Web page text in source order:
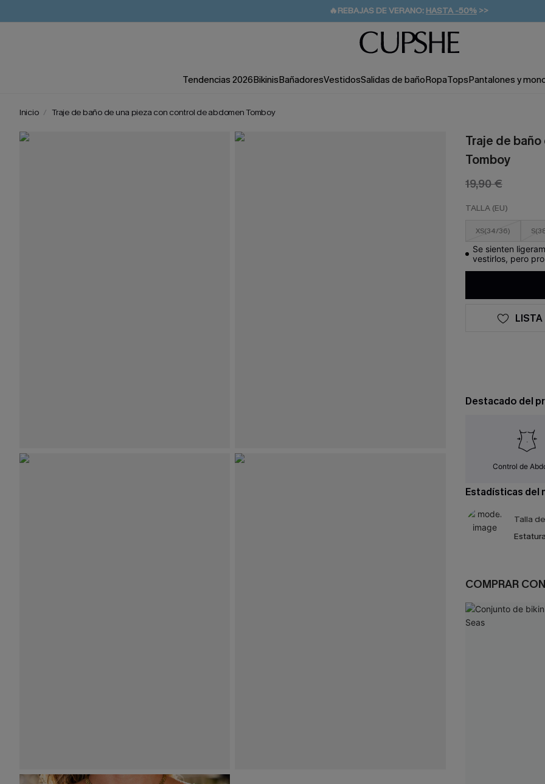
👒PROMOCIÓN DE VERANO:-10% EN 2 VESTIDOS
💌¡SUSCRIBIRSE & GANAR -10% EXTRA!
🚚ENVÍO GRATUITO A PARTIR DE 49 € >>
Tendencias 2026BikinisBañadoresVestidosSalidas de bañoRopaTopsPantalones y
Inicio Traje de baño de una pieza con control de abdomen Tomboy
Traje de
Tomboy
19,90 €
TALLA (EU)
XS(34/36)
Se sienten
vestirlos, pero
LISTA
Destacado del
Control de
Estadísticas del
Talla
COMPRAR